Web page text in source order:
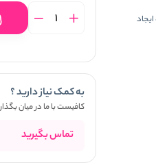
به کمک نیاز دارید ؟
کافیست با ما در میان
تماس بگیرید